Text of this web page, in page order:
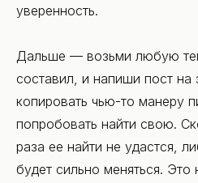
уверенность.
Дальше — возьми любую
составил, и напиши пост
копировать чью-то манеру
попробовать найти свою.
раза ее найти не удастся,
будет сильно меняться.